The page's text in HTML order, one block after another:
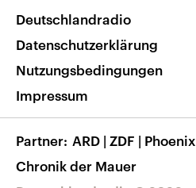
Nachrichten App
Frequenzen
Veranstaltungen
Musikliste
RSS
Barrierefreiheit
Deutschlandradio
Datenschutzerklärung
Nutzungsbedingungen
Impressum
Partner ARD | ZDF | Phoenix
Chronik der Mauer